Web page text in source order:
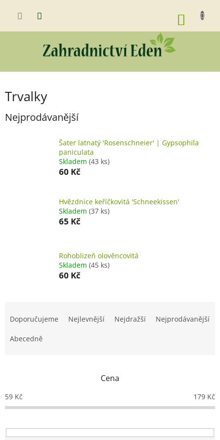
KOŠÍK
Trvalky
Nejprodávanější
Šater latnatý 'Rosenschneier' | Gypsophila
paniculata
Skladem (43 ks)
60 Kč
Hvězdnice keříčkovitá 'Schneekissen'
Skladem (37 ks)
65 Kč
Rohoblizeň olověncovitá
Skladem (45 ks)
60 Kč
o
d
k
t
Doporučujeme Nejlevnější Nejdražší Nejprodávanější
Abecedně
Cena
59 Kč 179 Kč